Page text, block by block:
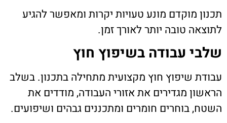
תכנון מוקדם מונע טעויות יקרות ומאפשר להגיע
לתוצאה טובה יותר לאורך זמן.
שלבי עבודה בשיפוץ חוץ
עבודת שיפוץ חוץ מקצועית מתחילה בתכנון. בשלב
הראשון מגדירים את אזורי העבודה, מודדים את
השטח, בוחרים חומרים ומתכננים גבהים ושיפועים.